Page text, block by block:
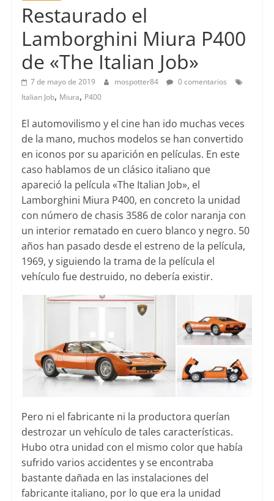
Restaurado el
Lamborghini Miura P400
de «The Italian Job»
7 de mayo de 2019 mospotter84
0 comentarios
Italian Job, Miura, P400
El automovilismo y el cine han ido muchas veces
de la mano, muchos modelos se han convertido
en iconos por su aparición en películas. En este
caso hablamos de un clásico italiano que
apareció la película «The Italian Job», el
Lamborghini Miura P400, en concreto la unidad
con número de chasis 3586 de color naranja con
un interior rematado en cuero blanco y negro. 50
años han pasado desde el estreno de la película,
1969, y siguiendo la trama de la película el
vehículo fue destruido, no debería existir.
Pero ni el fabricante ni la productora querían
destrozar un vehículo de tales características.
Hubo otra unidad con el mismo color que había
sufrido varios accidentes y se encontraba
bastante dañada en las instalaciones del
fabricante italiano, por lo que era la unidad